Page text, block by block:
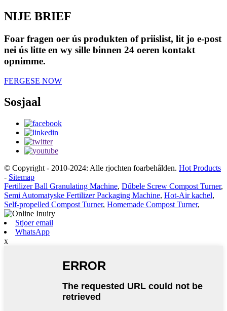
NIJE BRIEF
Foar fragen oer ús produkten of priislist, lit jo e-post
nei ús litte en wy sille binnen 24 oeren kontakt
opnimme.
FERGESE NOW
Sosjaal
© Copyright - 2010-2024: Alle rjochten foarbehâlden. Hot Products
- Sitemap
Fertilizer Ball Granulating Machine, Dûbele Screw Compost Turner,
Semi Automatyske Fertilizer Packaging Machine, Hot-Air kachel,
Self-propelled Compost Turner, Homemade Compost Turner,
Stjoer email
WhatsApp
x